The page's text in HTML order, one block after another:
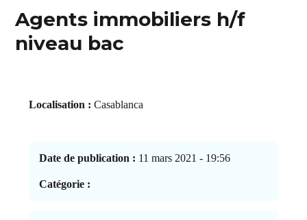
Agents immobiliers h/f
niveau bac
Localisation : Casablanca
Date de publication : 11 mars 2021 - 19:56
Catégorie :